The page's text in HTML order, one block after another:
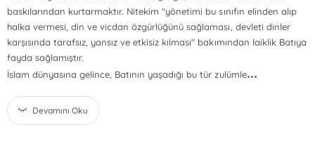
baskılarından kurtarmaktır. Nitekim "yönetimi bu sınıfın elinden alıp
halka vermesi, din ve vicdan özgürlüğünü sağlaması, devleti dinler
karşısında tarafsız, yansız ve etkisiz kılması" bakımından laiklik Batıya
fayda sağlamıştır.
İslam dünyasına gelince, Batının yaşadığı bu tür zulümle...
Devamını Oku